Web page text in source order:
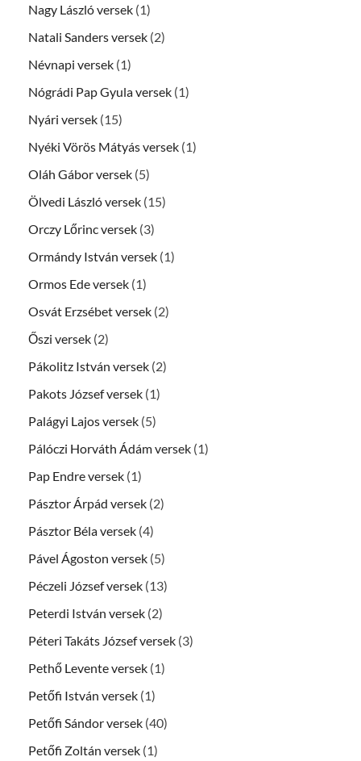
Nagy László versek (1)
Natali Sanders versek (2)
Névnapi versek (1)
Nógrádi Pap Gyula versek (1)
Nyári versek (15)
Nyéki Vörös Mátyás versek (1)
Oláh Gábor versek (5)
Ölvedi László versek (15)
Orczy Lőrinc versek (3)
Ormándy István versek (1)
Ormos Ede versek (1)
Osvát Erzsébet versek (2)
Őszi versek (2)
Pákolitz István versek (2)
Pakots József versek (1)
Palágyi Lajos versek (5)
Pálóczi Horváth Ádám versek (1)
Pap Endre versek (1)
Pásztor Árpád versek (2)
Pásztor Béla versek (4)
Pável Ágoston versek (5)
Péczeli József versek (13)
Peterdi István versek (2)
Péteri Takáts József versek (3)
Pethő Levente versek (1)
Petőfi István versek (1)
Petőfi Sándor versek (40)
Petőfi Zoltán versek (1)